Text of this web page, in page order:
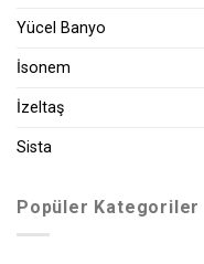
Yücel Banyo
İsonem
İzeltaş
Sista
Popüler Kategoriler